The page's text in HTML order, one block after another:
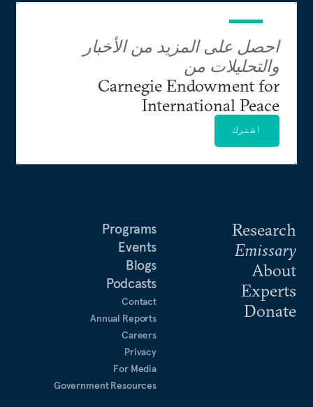
Research
Emissary
About
Experts
Donate
Programs
Events
Blogs
Podcasts
Contact
Annual Reports
Careers
Privacy
For Media
Government Resources
احصل على المزيد من الأخبار
والتحليلات من
Carnegie Endowment for
International Peace
اشترك